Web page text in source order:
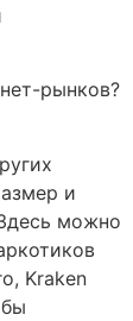
рынков?
и
можно
Kraken